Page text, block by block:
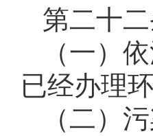
第二十
（一）
已经办理
（二）